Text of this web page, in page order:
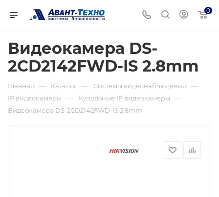
0
Видеокамера DS-
2CD2142FWD-IS 2.8mm
Главная — Каталог — Системы видеонаблюдения —
IP видеокамеры — Купольные IP видеокамеры —
Видеокамера DS-2CD2142FWD-IS 2.8mm